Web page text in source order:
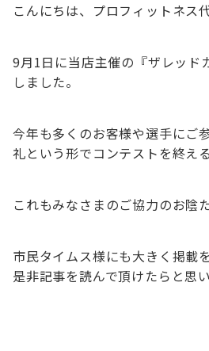
こんにちは、プロフィットネス
9月1日に当店主催の『ザレッド
しました。
今年も多くのお客様や選手にご
礼という形でコンテストを終え
これもみなさまのご協力のお陰
市民タイムス様にも大きく掲載
是非記事を読んで頂けたらと思い